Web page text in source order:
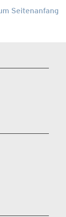
Seitenanfang